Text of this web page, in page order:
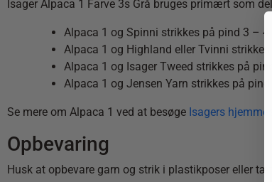
Isager Alpaca 1 Farve 3s Grå bruges primært som
Alpaca 1 og Spinni strikkes på pind 3 – 4
Alpaca 1 og Highland eller Tvinni
Alpaca 1 og Isager Tweed strikkes på
Alpaca 1 og Jensen Yarn strikkes på pind
Se mere om Alpaca 1 ved at besøge Isagers
Opbevaring
Husk at opbevare garn og strik i plastikposer eller